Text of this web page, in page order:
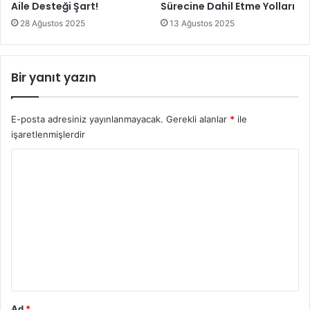
Aile Desteği Şart!
28 Ağustos 2025
Sürecine Dahil Etme Yolları
13 Ağustos 2025
Bir yanıt yazın
E-posta adresiniz yayınlanmayacak. Gerekli alanlar * ile
işaretlenmişlerdir